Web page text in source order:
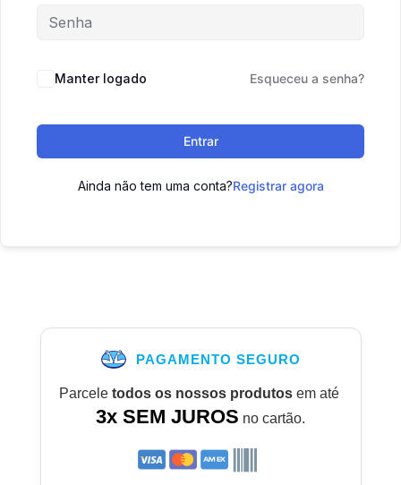
Manter logado Esqueceu a senha?
Entrar
Ainda não tem uma conta?Registrar agora
PAGAMENTO SEGURO
Parcele todos os nossos produtosem até
3x SEM JUROS no cartão.